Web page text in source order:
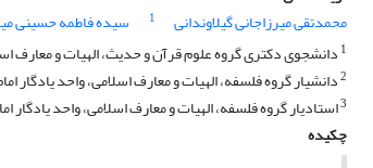
محمدتقی میرزاجانی گیلاوندانی
1 سیده فاطمه حسینی
1دانشجوی دکتری گروه علوم قرآن و حدیث، الهیات و معارف
2دانشیار گروه فلسفه، الهیات و معارف اسلامی، واحد یادگار
3استادیار گروه فلسفه، الهیات و معارف اسلامی، واحد یادگار
چکیده